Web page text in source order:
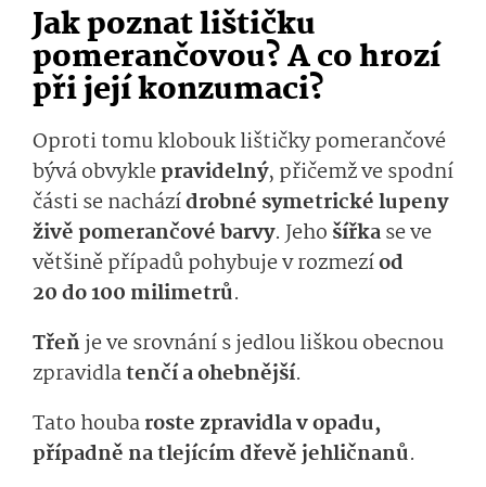
Jak poznat lištičku
pomerančovou? A co hrozí
při její konzumaci?
Oproti tomu klobouk lištičky pomerančové
bývá obvyklepravidelný, přičemž ve spodní
části se nacházídrobné symetrické lupeny
živě pomerančové barvy. Jeho šířkase ve
většině případů pohybuje v rozmezíod
20 do 100 milimetrů.
Třeňje ve srovnání s jedlou liškou obecnou
zpravidlatenčí a ohebnější.
Tato houbaroste zpravidla v opadu,
případně na tlejícím dřevě jehličnanů.